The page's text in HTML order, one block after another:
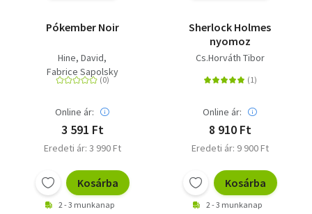
Pókember Noir
Hine, David
Fabrice Sapolsky
Online ár:
3 591 Ft
Eredeti ár: 3 990 Ft
Kosárba
2 - 3 munkanap
Sherlock Holmes
nyomoz
Cs.Horváth Tibor
Online ár:
8 910 Ft
Eredeti ár: 9 900 Ft
Kosárba
2 - 3 munkanap